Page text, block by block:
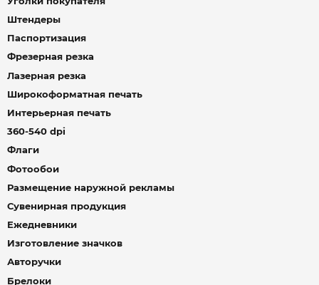
Штендеры
Паспортизация
Фрезерная резка
Лазерная резка
Широкоформатная печать
Интерьерная печать
360-540 dpi
Флаги
Фотообои
Размещение наружной рекламы
Сувенирная продукция
Ежедневники
Изготовление значков
Авторучки
Брелоки